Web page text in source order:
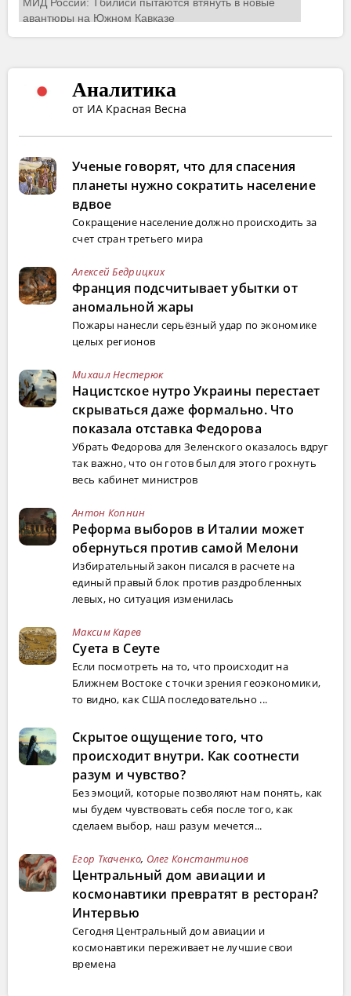
Аналитика
от ИА Красная Весна
Ученые говорят, что для спасения
планеты нужно сократить население
вдвое
Сокращение население должно происходить за
счет стран третьего мира
Алексей Бедрицких
Франция подсчитывает убытки от
аномальной жары
Пожары нанесли серьёзный удар по экономике
целых регионов
Михаил Нестерюк
Нацистское нутро Украины перестает
скрываться даже формально. Что
показала отставка Федорова
Убрать Федорова для Зеленского оказалось вдруг
так важно, что он готов был для этого грохнуть
весь кабинет министров
Антон Копнин
Реформа выборов в Италии может
обернуться против самой Мелони
Избирательный закон писался в расчете на
единый правый блок против раздробленных
левых, но ситуация изменилась
Максим Карев
Суета в Сеуте
Если посмотреть на то, что происходит на
Ближнем Востоке с точки зрения геоэкономики,
то видно, как США последовательно ...
Скрытое ощущение того, что
происходит внутри. Как соотнести
разум и чувство?
Без эмоций, которые позволяют нам понять, как
мы будем чувствовать себя после того, как
сделаем выбор, наш разум мечется...
Егор Ткаченко, Олег Константинов
Центральный дом авиации и
космонавтики превратят в ресторан?
Интервью
Сегодня Центральный дом авиации и
космонавтики переживает не лучшие свои
времена